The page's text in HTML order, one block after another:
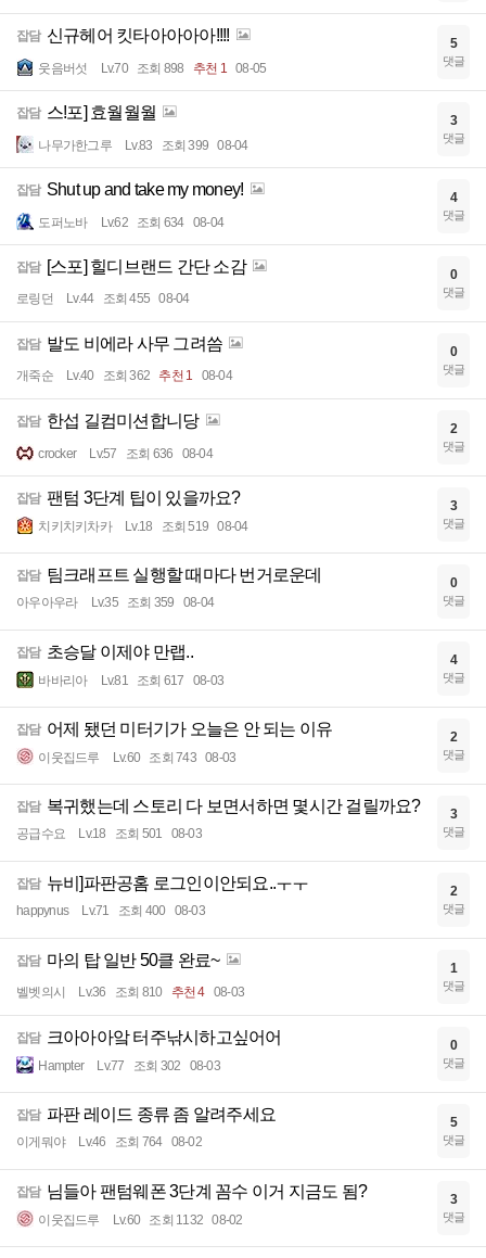
잡담 신규헤어 킷타아아아아!!!!
웃음버섯 Lv.70 조회 898 추천 1 08-05
5
댓글
잡담 스!포] 효월월월
나무가한그루 Lv.83 조회 399 08-04
3
댓글
잡담 Shut up and take my money!
도퍼노바 Lv.62 조회 634 08-04
4
댓글
잡담 [스포] 힐디브랜드 간단 소감
로링던 Lv.44 조회 455 08-04
0
댓글
잡담 발도 비에라 사무 그려씀
개죽순 Lv.40 조회 362 추천 1 08-04
0
댓글
잡담 한섭 길컴미션합니당
crocker Lv.57 조회 636 08-04
2
댓글
잡담 팬텀 3단계 팁이 있을까요?
치키치키차카 Lv.18 조회 519 08-04
3
댓글
잡담 팀크래프트 실행할 때마다 번거로운데
아우아우라 Lv.35 조회 359 08-04
0
댓글
잡담 초승달 이제야 만랩..
바바리아 Lv.81 조회 617 08-03
4
댓글
잡담 어제 됐던 미터기가 오늘은 안 되는 이유
이웃집드루 Lv.60 조회 743 08-03
2
댓글
잡담 복귀했는데 스토리 다 보면서하면 몇시간 걸릴까요?
공급수요 Lv.18 조회 501 08-03
3
댓글
잡담 뉴비]파판공홈 로그인이안되요..ㅜㅜ
happynus Lv.71 조회 400 08-03
2
댓글
잡담 마의 탑 일반 50클 완료~
벨벳의시 Lv.36 조회 810 추천 4 08-03
1
댓글
잡담 크아아아앜 터주낚시하고싶어어
Hampter Lv.77 조회 302 08-03
0
댓글
잡담 파판 레이드 종류 좀 알려주세요
이게뭐야 Lv.46 조회 764 08-02
5
댓글
잡담 님들아 팬텀웨폰 3단계 꼼수 이거 지금도 됨?
이웃집드루 Lv.60 조회 1132 08-02
3
댓글